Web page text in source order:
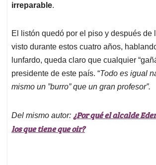
irreparable.
El listón quedó por el piso y después de
visto durante estos cuatro años,
lunfardo, queda claro que cualquier
presidente de este país. “Todo es igual
mismo un ”burro” que un gran profesor”.
Del mismo autor: ¿Por qué el alcalde
los que tiene que oir?